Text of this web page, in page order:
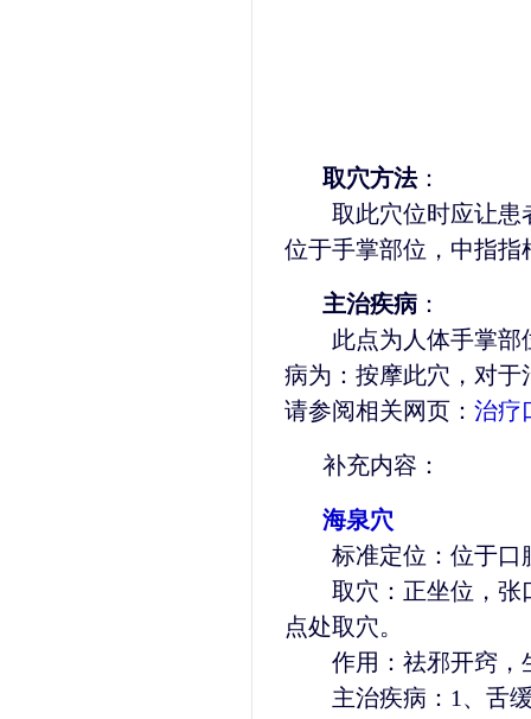
取穴方法：
取此穴位时应让患
位于手掌部位，中指指
主治疾病 ：
此点为人体手掌部
病为：按摩此穴，对
请参阅相关网页： 治疗
补充内容：
海泉穴
标准定位：位于口
取穴：正坐位，张
点处取穴。
作用：祛邪开窍，
主治疾病：1、舌缓